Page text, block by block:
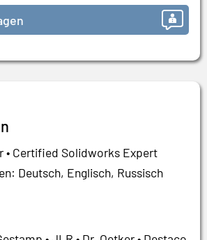
• Certified Solidworks Expert
Deutsch, Englisch, Russisch